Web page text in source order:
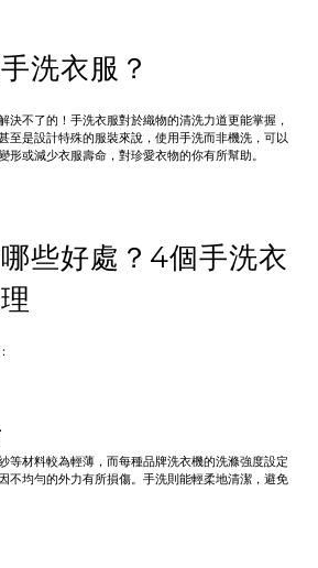
洗衣服？
決不了的！手洗衣服對於織物的清洗力道更能掌握，
至是設計特殊的服裝來說，使用手洗而非機洗，可以
形或減少衣服壽命，對珍愛衣物的你有所幫助。
些好處？4個手洗衣
等材料較為輕薄，而每種品牌洗衣機的洗滌強度設定
不均勻的外力有所損傷。手洗則能輕柔地清潔，避免